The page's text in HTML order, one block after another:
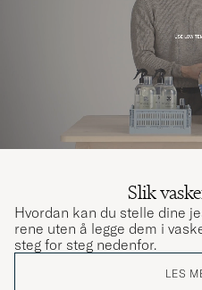
Slik
Hvordan kan du stelle dine
rene uten å legge dem i
steg for steg nedenfor.
LES